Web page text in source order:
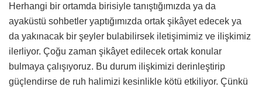
Herhangi bir ortamda birisiyle tanıştığımızda ya da
ayaküstü sohbetler yaptığımızda ortak şikâyet edecek ya
da yakınacak bir şeyler bulabilirsek iletişimimiz ve ilişkimiz
ilerliyor. Çoğu zaman şikâyet edilecek ortak konular
bulmaya çalışıyoruz. Bu durum ilişkimizi derinleştirip
güçlendirse de ruh halimizi kesinlikle kötü etkiliyor. Çünkü